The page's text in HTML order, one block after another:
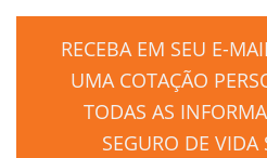
RECEBA EM SEU E-
UMA COTAÇÃO
TODAS AS
SEGURO DE VIDA